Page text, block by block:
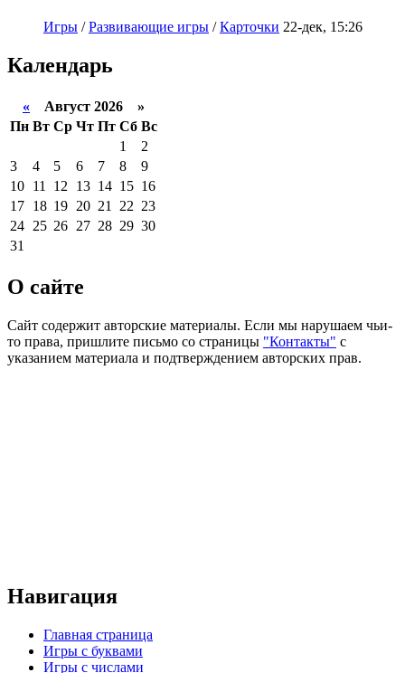
Игры /Развивающие игры /Карточки 22-дек, 15:26
Календарь
« Август 2026 »
Пн Вт Ср Чт Пт Сб Вс
1
2
3
4 5 6 7 8
9
10 11 12 13 14 15 16
17 18 19 20 21 22 23
24 25 26 27 28 29 30
31
О сайте
Сайт содержит авторские материалы. Если мы нарушаем чьи-
то права, пришлите письмо со страницы "Контакты" с
указанием материала и подтверждением авторских прав.
Навигация
Главная страница
Игры с буквами
Игры с числами